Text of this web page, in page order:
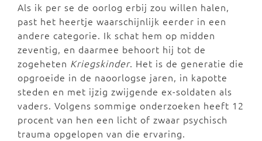
Als ik per se de oorlog erbij zou willen halen,
past het heertje waarschijnlijk eerder in een
andere categorie. Ik schat hem op midden
zeventig, en daarmee behoort hij tot de
zogeheten Kriegskinder. Het is de generatie die
opgroeide in de naoorlogse jaren, in kapotte
steden en met ijzig zwijgende ex-soldaten als
vaders. Volgens sommige onderzoeken heeft 12
procent van hen een licht of zwaar psychisch
trauma opgelopen van die ervaring.